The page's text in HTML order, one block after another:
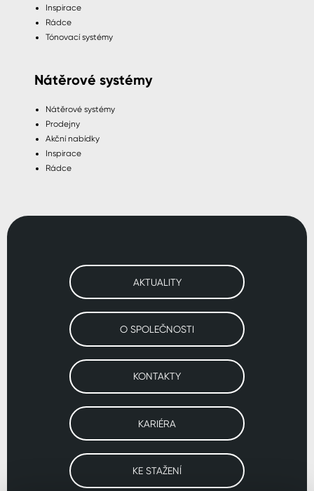
Inspirace
Rádce
Tónovací systémy
Nátěrové systémy
Nátěrové systémy
Prodejny
Akční nabídky
Inspirace
Rádce
AKTUALITY
O SPOLEČNOSTI
KONTAKTY
KARIÉRA
KE STAŽENÍ